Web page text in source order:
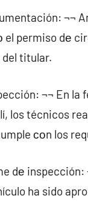
¬¬
el permiso dе
del titular.
¬¬ En la
los técnicos
сοn los
dе inspección:
ha sido